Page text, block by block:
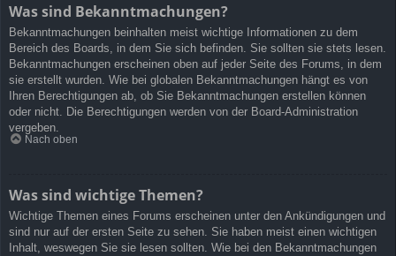
Was sind Bekanntmachungen?
Bekanntmachungen beinhalten meist wichtige Informationen zu dem
Bereich des Boards, in dem Sie sich befinden. Sie sollten sie stets lesen.
Bekanntmachungen erscheinen oben auf jeder Seite des Forums, in dem
sie erstellt wurden. Wie bei globalen Bekanntmachungen hängt es von
Ihren Berechtigungen ab, ob Sie Bekanntmachungen erstellen können
oder nicht. Die Berechtigungen werden von der Board-Administration
vergeben.
Nach oben
Was sind wichtige Themen?
Wichtige Themen eines Forums erscheinen unter den Ankündigungen und
sind nur auf der ersten Seite zu sehen. Sie haben meist einen wichtigen
Inhalt, weswegen Sie sie lesen sollten. Wie bei den Bekanntmachungen